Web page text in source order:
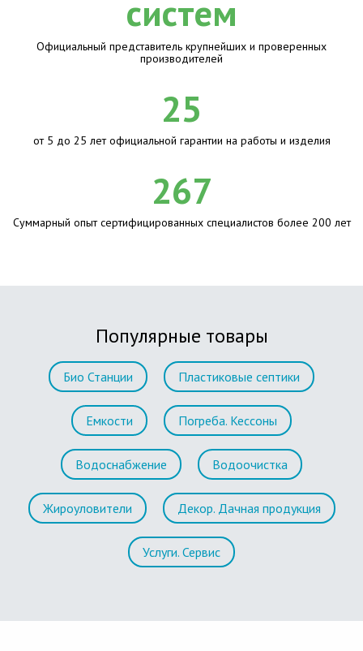
Официальный представитель крупнейших и проверенных
производителей
25
от 5 до 25 лет официальной гарантии на работы и изделия
267
Суммарный опыт сертифицированных специалистов более 200 лет
Популярные товары
Био Станции Пластиковые септики
Емкости Погреба. Кессоны
Водоснабжение Водоочистка
Жироуловители Декор. Дачная продукция
Услуги. Сервис